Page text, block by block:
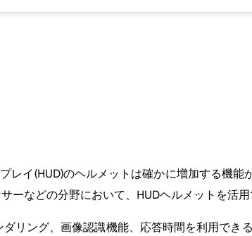
イ(HUD)のヘルメットは確かに増加する機
ーなどの分野において、HUDヘルメットを活
リング、画像認識機能、応答時間を利用で